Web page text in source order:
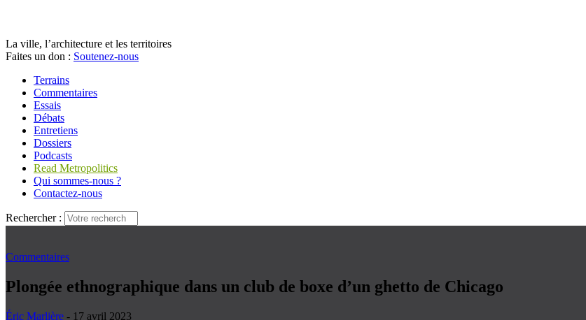
La ville, l’architecture et les territoires
Faites un don : Soutenez-nous
Terrains
Commentaires
Essais
Débats
Entretiens
Dossiers
Podcasts
Read Metropolitics
Qui sommes-nous ?
Contactez-nous
Rechercher :
Commentaires
Plongée ethnographique dans un club de boxe d’un ghetto de Chicago
Éric Marlière - 17 avril 2023